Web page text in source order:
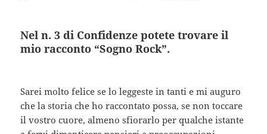
Nel n. 3 di Confidenze potete trovare il
mio racconto “Sogno Rock”.
Sarei molto felice se lo leggeste in tanti e mi auguro
che la storia che ho raccontato possa, se non toccare
il vostro cuore, almeno sfiorarlo per qualche istante